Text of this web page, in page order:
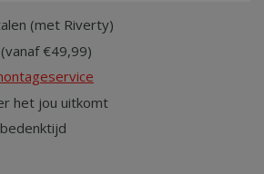
(met Riverty)
€49,99)
het jou uitkomt